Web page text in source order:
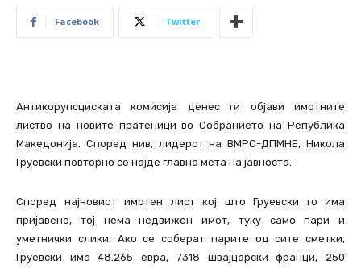
Facebook Twitter
Антикорупсциската комисија денес ги објави имотните
листво на новите пратеници во Собранието на Република
Македонија. Според нив, лидерот на ВМРО-ДПМНЕ, Никола
Груевски повторно се најде главна мета на јавноста.
Според најновиот имотен лист кој што Груевски го има
пријавено, тој нема недвижен имот, туку само пари и
уметнички слики. Ако се соберат парите од сите сметки,
Груевски има 48.265 евра, 7318 швајцарски франци, 250